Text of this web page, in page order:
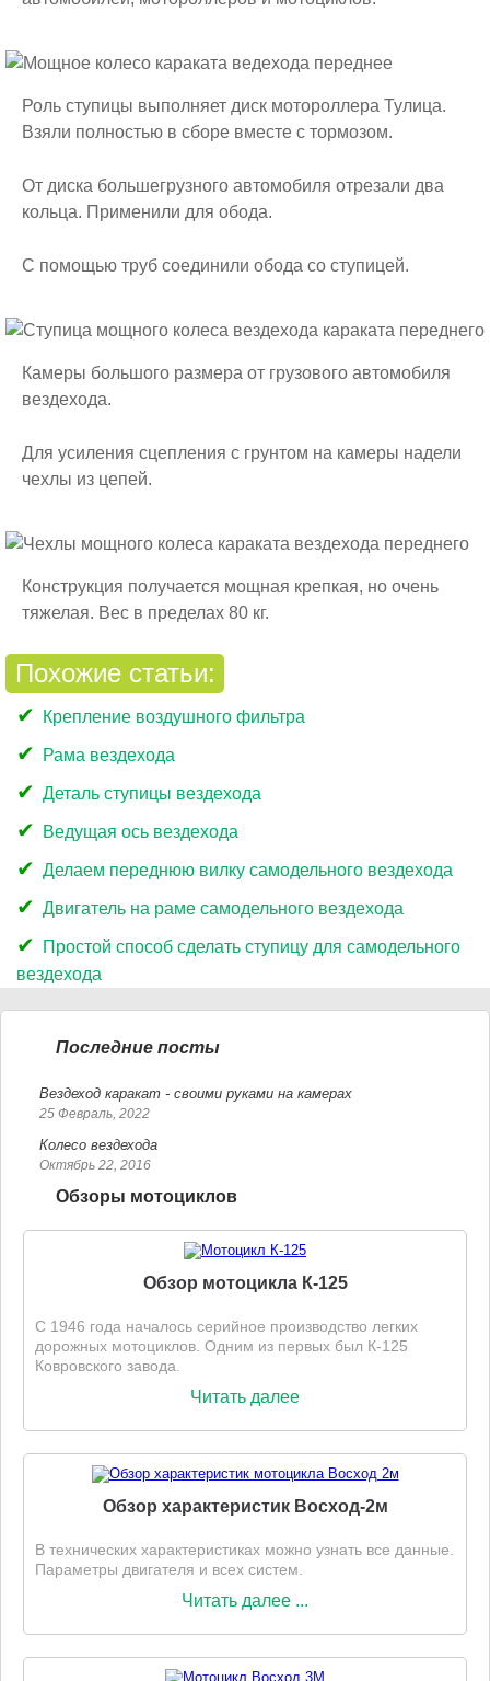
Роль ступицы выполняет диск мотороллера Тулица.
Взяли полностью в сборе вместе с тормозом.
От диска большегрузного автомобиля отрезали два
кольца. Применили для обода.
С помощью труб соединили обода со ступицей.
Камеры большого размера от грузового автомобиля
вездехода.
Для усиления сцепления с грунтом на камеры надели
чехлы из цепей.
Конструкция получается мощная крепкая, но очень
тяжелая. Вес в пределах 80 кг.
Похожие статьи:
Крепление воздушного фильтра
Рама вездехода
Деталь ступицы вездехода
Ведущая ось вездехода
Делаем переднюю вилку самодельного вездехода
Двигатель на раме самодельного вездехода
Простой способ сделать ступицу для самодельного
вездехода
Последние посты
Вездеход каракат - своими руками на камерах
25 Февраль, 2022
Колесо вездехода
Октябрь 22, 2016
Обзоры мотоциклов
Обзор мотоцикла К-125
С 1946 года началось серийное производство легких
дорожных мотоциклов. Одним из первых был К-125
Ковровского завода.
Читать далее
Обзор характеристик Восход-2м
В технических характеристиках можно узнать все данные.
Параметры двигателя и всех систем.
Читать далее ...